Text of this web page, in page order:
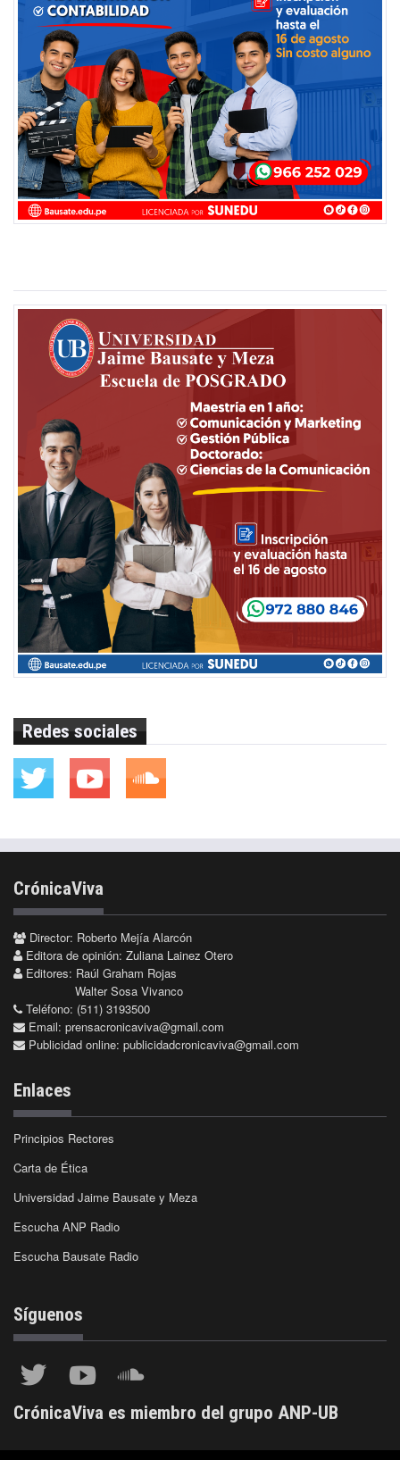
Redes sociales
CrónicaViva
Director: Roberto Mejía Alarcón
Editora de opinión: Zuliana Lainez Otero
Editores: Raúl Graham Rojas
Walter Sosa Vivanco
Teléfono: (511) 3193500
Email: prensacronicaviva@gmail.com
Publicidad online: publicidadcronicaviva@gmail.com
Enlaces
Principios Rectores
Carta de Ética
Universidad Jaime Bausate y Meza
Escucha ANP Radio
Escucha Bausate Radio
Síguenos
CrónicaViva es miembro del grupo ANP-UB